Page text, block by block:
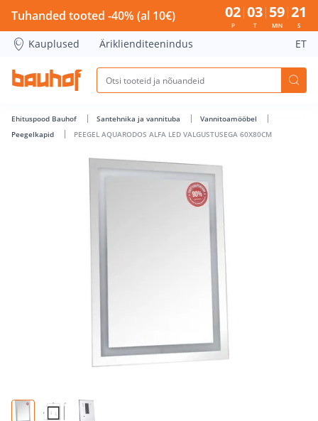
PEEGEL AQUARODOS ALFA LED VALGUSTUSEGA
Tuhanded tooted -40% (al 10€) 02
P
03
T
59
MIN
20
S
Kauplused Äriklienditeenindus ET
Ehituspood Bauhof Santehnika ja vannituba
Vannitoamööbel
Peegelkapid
PEEGEL AQUARODOS ALFA LED VALGUSTUSEGA 60X80CM